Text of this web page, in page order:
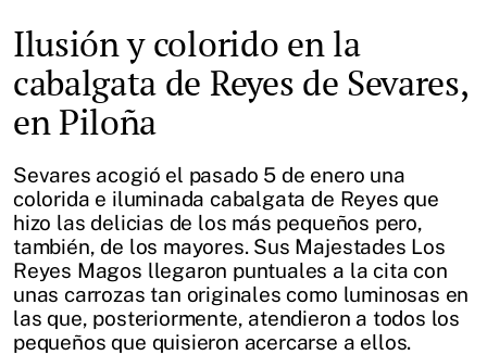
Ilusión y colorido en la
cabalgata de Reyes de Sevares,
en Piloña
Sevares acogió el pasado 5 de enero una
colorida e iluminada cabalgata de Reyes que
hizo las delicias de los más pequeños pero,
también, de los mayores. Sus Majestades Los
Reyes Magos llegaron puntuales a la cita con
unas carrozas tan originales como luminosas en
las que, posteriormente, atendieron a todos los
pequeños que quisieron acercarse a ellos.